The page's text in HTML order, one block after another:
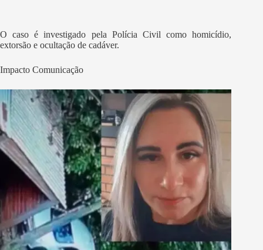
O caso é investigado pela Polícia Civil como homicídio,
extorsão e ocultação de cadáver.
Impacto Comunicação